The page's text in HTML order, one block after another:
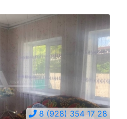
8 (928) 354 17 28